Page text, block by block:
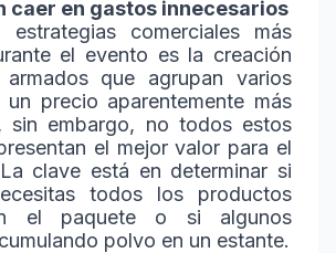
caer en gastos innecesarios
comerciales más
el evento es la creación
que agrupan varios
precio aparentemente más
sin embargo, no todos estos
el mejor valor para el
clave está en determinar si
todos los productos
el paquete o si algunos
polvo en un estante.